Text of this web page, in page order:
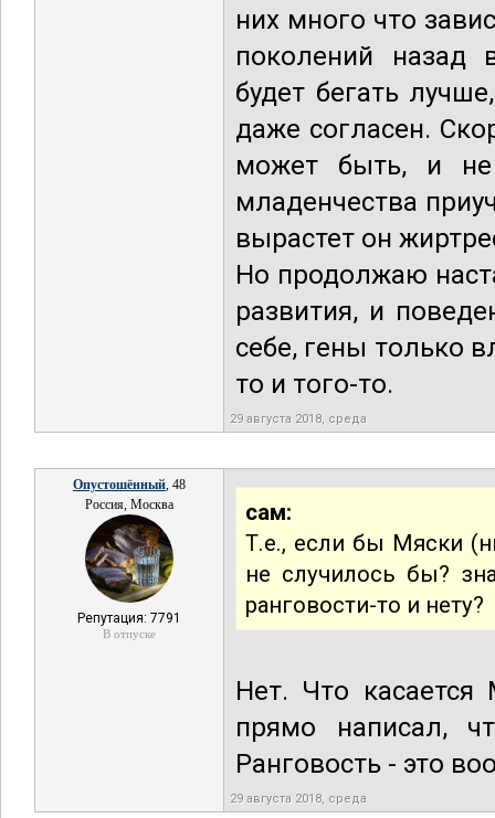
них много что
поколений назад
будет бегать
даже согласен.
может быть, и
младенчества
вырастет он
Но продолжаю
развития, и
себе, гены только
то и того-то.
29 августа 2018, среда
Опустошённый, 48
Россия, Москва
Репутация: 7791
В отпуске
сам:
Т.е., если бы Мяски
не случилось бы?
ранговости-то и нету?
Нет. Что
прямо написал,
Ранговость - это
29 августа 2018, среда